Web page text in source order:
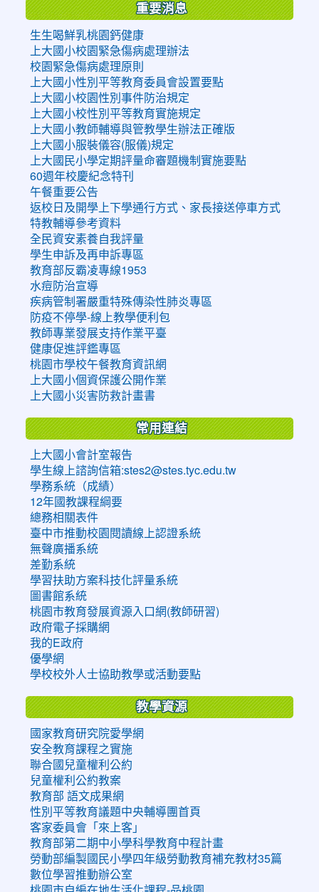
重要消息
生生喝鮮乳桃園鈣健康
上大國小校園緊急傷病處理辦法
校園緊急傷病處理原則
上大國小性別平等教育委員會設置要點
上大國小校園性別事件防治規定
上大國小校性別平等教育實施規定
上大國小教師輔導與管教學生辦法正確版
上大國小服裝儀容(服儀)規定
上大國民小學定期評量命審題機制實施要點
60週年校慶紀念特刊
午餐重要公告
返校日及開學上下學通行方式、家長接送停車方式
特教輔導參考資料
全民資安素養自我評量
學生申訴及再申訴專區
教育部反霸凌專線1953
水痘防治宣導
疾病管制署嚴重特殊傳染性肺炎專區
防疫不停學-線上教學便利包
教師專業發展支持作業平臺
健康促進評鑑專區
桃園市學校午餐教育資訊網
上大國小個資保護公開作業
上大國小災害防救計畫書
常用連結
上大國小會計室報告
學生線上諮詢信箱:stes2@stes.tyc.edu.tw
學務系統（成績）
12年國教課程綱要
總務相關表件
臺中市推動校園閱讀線上認證系統
無聲廣播系統
差勤系統
學習扶助方案科技化評量系統
圖書館系統
桃園市教育發展資源入口網(教師研習)
政府電子採購網
我的E政府
優學網
學校校外人士協助教學或活動要點
教學資源
國家教育研究院愛學網
安全教育課程之實施
聯合國兒童權利公約
兒童權利公約教案
教育部 語文成果網
性別平等教育議題中央輔導團首頁
客家委員會「來上客」
教育部第二期中小學科學教育中程計畫
勞動部編製國民小學四年級勞動教育補充教材35篇
數位學習推動辦公室